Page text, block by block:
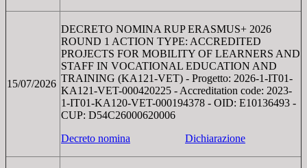
15/07/2026
DECRETO NOMINA RUP ERASMUS+ 2026
ROUND 1 ACTION TYPE: ACCREDITED
PROJECTS FOR MOBILITY OF LEARNERS AND
STAFF IN VOCATIONAL EDUCATION AND
TRAINING (KA121-VET) - Progetto: 2026-1-IT01-
KA121-VET-000420225 - Accreditation code: 2023-
1-IT01-KA120-VET-000194378 - OID: E10136493 -
CUP: D54C26000620006
Decreto nomina
Dichiarazione